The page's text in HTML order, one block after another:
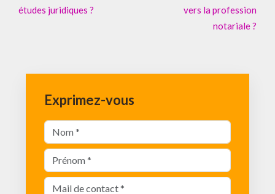
études juridiques ?
vers la profession
notariale ?
Exprimez-vous